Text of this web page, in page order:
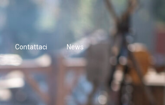
Contattaci News